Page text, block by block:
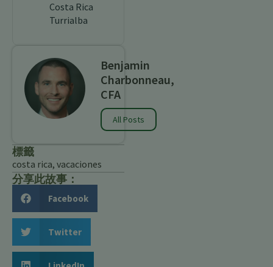
Costa Rica
Turrialba
Benjamin
Charbonneau,
CFA
All Posts
標籤
costa rica, vacaciones
分享此故事：
Facebook
Twitter